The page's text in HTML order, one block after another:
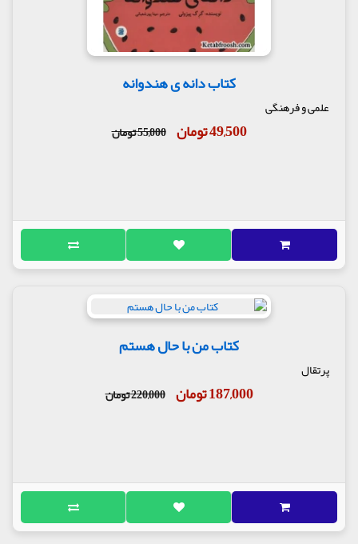
کتاب دانه ی هندوانه
علمی و فرهنگی
49,500 تومان 55,000 تومان
کتاب من با حال هستم
پرتقال
187,000 تومان 220,000 تومان